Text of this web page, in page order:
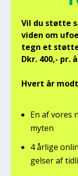
Vil du støt­te
viden om
tegn et
Dkr. 400,- pr.
Hvert år
En af vores
myten
4 årli­ge
gel­ser af